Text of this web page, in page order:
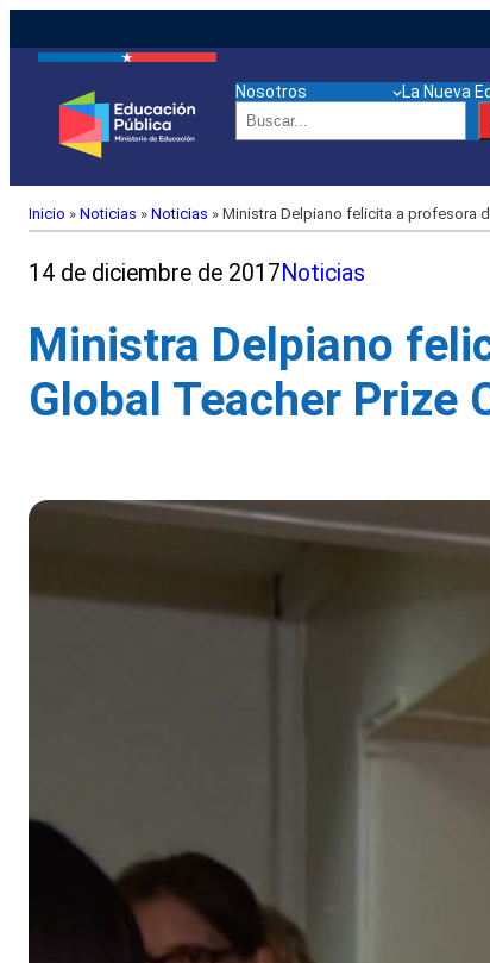
Nosotros La Nueva
Buscar
Inicio » Noticias » Noticias » Ministra Delpiano felicita a profesora
14 de diciembre de 2017Noticias
Ministra Delpiano
Global Teacher Prize